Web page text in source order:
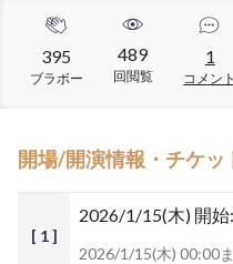
395
ブラボー
489
回閲覧
1
コメント
開場/開演情報・チケッ
[ 1 ]
2026/1/15(木) 開
2026/1/15(木) 00:00